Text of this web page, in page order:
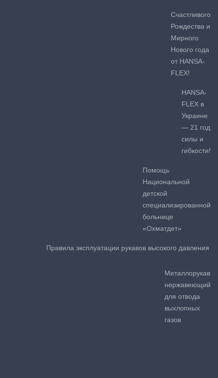
Счастливого
Рождества и
Мирного
Нового года
от HANSA-
FLEX!
HANSA-
FLEX в
Украине
— 21 год
силы и
гибкости!
Помощь
Национальной
детской
специализированной
больнице
«Охматдет»
Правила эксплуатации рукавов высокого давления
Металлорукав
нержавеющий
для отвода
выхлопных
газов